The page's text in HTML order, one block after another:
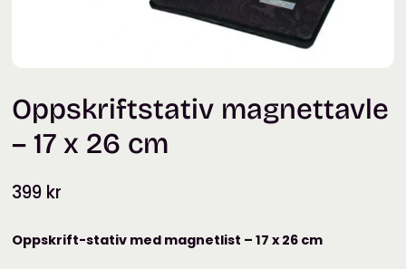
Oppskriftstativ magnettavle
– 17 x 26 cm
399 kr
Oppskrift-stativ med magnetlist – 17 x 26 cm